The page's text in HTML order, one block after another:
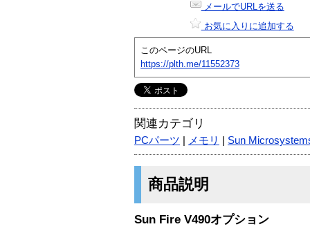
メールでURLを送る
お気に入りに追加する
このページのURL
https://plth.me/11552373
関連カテゴリ
PCパーツ メモリ Sun
商品説明
Sun Fire V490オプション